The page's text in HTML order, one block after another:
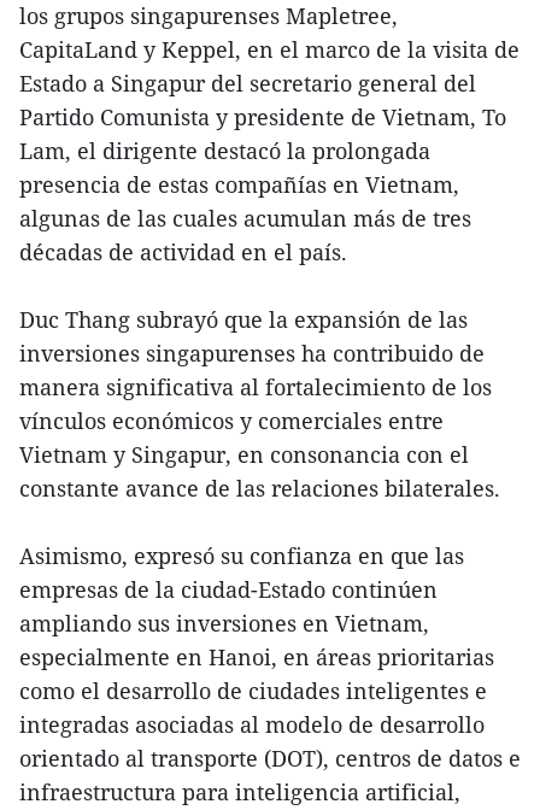
los grupos singapurenses Mapletree,
CapitaLand y Keppel, en el marco de la visita de
Estado a Singapur del secretario general del
Partido Comunista y presidente de Vietnam, To
Lam, el dirigente destacó la prolongada
presencia de estas compañías en Vietnam,
algunas de las cuales acumulan más de tres
décadas de actividad en el país.
Duc Thang subrayó que la expansión de las
inversiones singapurenses ha contribuido de
manera significativa al fortalecimiento de los
vínculos económicos y comerciales entre
Vietnam y Singapur, en consonancia con el
constante avance de las relaciones bilaterales.
Asimismo, expresó su confianza en que las
empresas de la ciudad-Estado continúen
ampliando sus inversiones en Vietnam,
especialmente en Hanoi, en áreas prioritarias
como el desarrollo de ciudades inteligentes e
integradas asociadas al modelo de desarrollo
orientado al transporte (DOT), centros de datos e
infraestructura para inteligencia artificial,